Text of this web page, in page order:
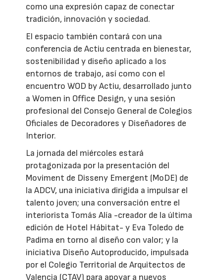
como una expresión capaz de conectar
tradición, innovación y sociedad.
El espacio también contará con una
conferencia de Actiu centrada en bienestar,
sostenibilidad y diseño aplicado a los
entornos de trabajo, así como con el
encuentro WOD by Actiu, desarrollado junto
a Women in Office Design, y una sesión
profesional del Consejo General de Colegios
Oficiales de Decoradores y Diseñadores de
Interior.
La jornada del miércoles estará
protagonizada por la presentación del
Moviment de Disseny Emergent (MoDE) de
la ADCV, una iniciativa dirigida a impulsar el
talento joven; una conversación entre el
interiorista Tomás Alía -creador de la última
edición de Hotel Hábitat- y Eva Toledo de
Padima en torno al diseño con valor; y la
iniciativa Diseño Autoproducido, impulsada
por el Colegio Territorial de Arquitectos de
Valencia (CTAV) para apoyar a nuevos